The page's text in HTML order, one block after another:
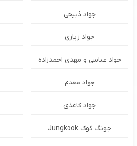
جواد ذبیحی
جواد زیاری
جواد عباسی و مهدی احمدزاده
جواد مقدم
جواد کاغذی
جونگ کوک Jungkook